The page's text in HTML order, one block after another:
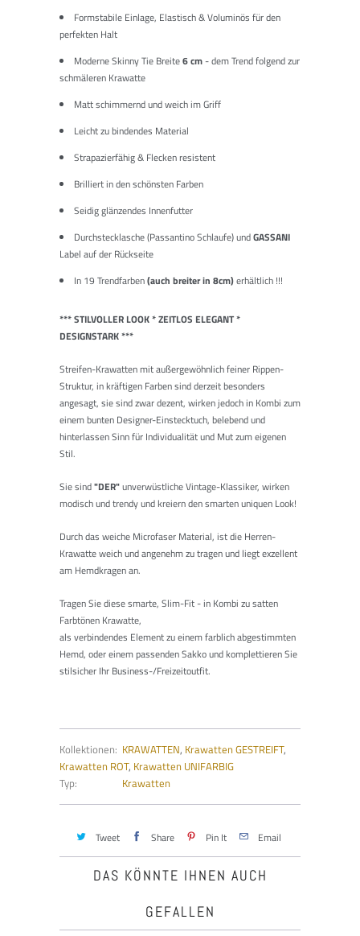
Formstabile Einlage, Elastisch & Voluminös für den
perfekten Halt
Moderne Skinny Tie Breite6 cm- dem Trend folgend zur
schmäleren Krawatte
Matt schimmernd und weich im Griff
Leicht zu bindendes Material
Strapazierfähig & Flecken resistent
Brilliert in den schönsten Farben
Seidig glänzendes Innenfutter
Durchstecklasche (Passantino Schlaufe) undGASSANI
Label auf der Rückseite
In 19 Trendfarben(auch breiter in 8cm)erhältlich !!!
*** STILVOLLER LOOK * ZEITLOS ELEGANT *
DESIGNSTARK ***
Streifen-Krawatten mit außergewöhnlich feiner Rippen-
Struktur, in kräftigen Farben sind derzeit besonders
angesagt, sie sind zwar dezent, wirken jedoch in Kombi zum
einem bunten Designer-Einstecktuch, belebend und
hinterlassen Sinn für Individualität und Mut zum eigenen
Stil.
Sie sind"DER"unverwüstliche Vintage-Klassiker, wirken
modisch und trendy und kreiern den smarten uniquen Look!
Durch das weiche Microfaser Material, ist die Herren-
Krawatte weich und angenehm zu tragen und liegt exzellent
am Hemdkragen an.
Tragen Sie diese smarte, Slim-Fit - in Kombi zu satten
Farbtönen Krawatte,
als verbindendes Element zu einem farblich abgestimmten
Hemd, oder einem passenden Sakko und komplettieren Sie
stilsicher Ihr Business-/Freizeitoutfit.
Kollektionen: KRAWATTEN, Krawatten GESTREIFT,
Krawatten ROT, Krawatten UNIFARBIG
Typ:
Krawatten
Tweet Share Pin It Email
DAS KÖNNTE IHNEN AUCH
GEFALLEN